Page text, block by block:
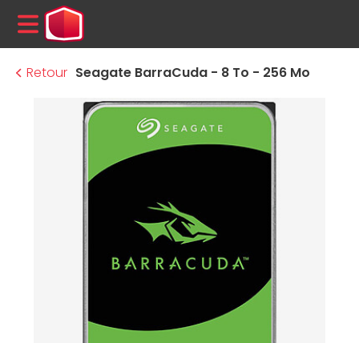
MENU
Retour Seagate BarraCuda - 8 To - 256 Mo